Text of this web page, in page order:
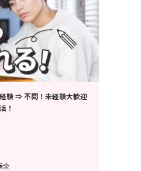
験 ⇒ 不問！未経験大歓迎
！
全